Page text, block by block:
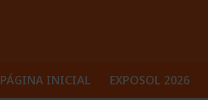
PÁGINA INICIAL EXPOSOL 2026